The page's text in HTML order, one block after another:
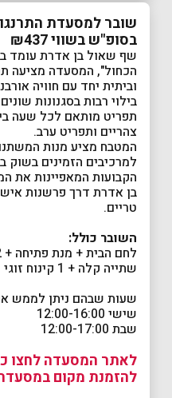
שובר למסעדת
בסופ"ש בשווי ₪437
שף שאול בן אדרת עומד
הכחול", המסעדה מציעה
וביתית יחד עם חוויה
בילוי רבות בסגנונות
תפריט מותאם לכל שעה
צהריים ותפריט ערב.
המטבח מציע מנות
למרכיבים הזמינים בשוק
הקבועות המאפיינות את
בן אדרת דרך פרשנות
טריים.
השובר כולל:
שתייה קלה + 1 קינוח זוגי
שעות שבהם ניתן לממש
שישי 12:00-16:00
שבת 12:00-17:00
לאתר המסעדה לחצו
להזמנת מקום